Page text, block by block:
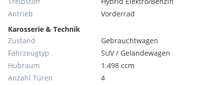
Antrieb
Vorderrad
Karosserie & Technik
Zustand
Gebrauchtwagen
Fahrzeugtyp
SUV / Geländewagen
Hubraum
1.498 ccm
Anzahl Türen
4